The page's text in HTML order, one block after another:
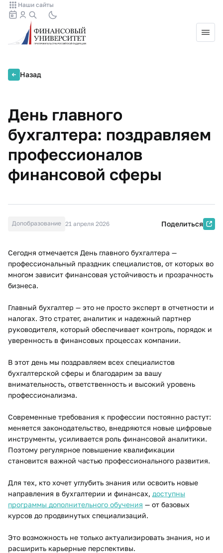
Наши сайты
Назад
День главного
бухгалтера: поздравляем
профессионалов
финансовой сферы
Допобразование 21 апреля 2026 Поделиться
Сегодня отмечается День главного бухгалтера —
профессиональный праздник специалистов, от которых во
многом зависит финансовая устойчивость и прозрачность
бизнеса.
Главный бухгалтер — это не просто эксперт в отчетности и
налогах. Это стратег, аналитик и надежный партнер
руководителя, который обеспечивает контроль, порядок и
уверенность в финансовых процессах компании.
В этот день мы поздравляем всех специалистов
бухгалтерской сферы и благодарим за вашу
внимательность, ответственность и высокий уровень
профессионализма.
Современные требования к профессии постоянно растут:
меняется законодательство, внедряются новые цифровые
инструменты, усиливается роль финансовой аналитики.
Поэтому регулярное повышение квалификации
становится важной частью профессионального развития.
Для тех, кто хочет углубить знания или освоить новые
направления в бухгалтерии и финансах, доступны
программы дополнительного обучения — от базовых
курсов до продвинутых специализаций.
Это возможность не только актуализировать знания, но и
расширить карьерные перспективы.